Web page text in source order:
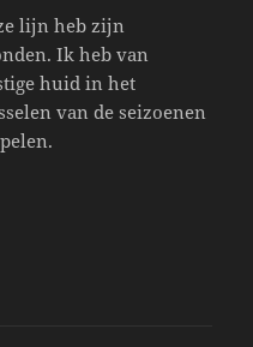
lijn heb zijn
Ik heb van
huid in het
van de seizoenen